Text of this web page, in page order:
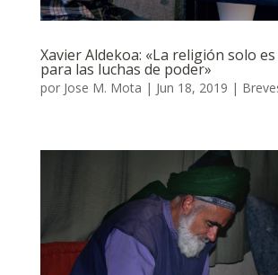
Xavier Aldekoa: «La religión solo
para las luchas de poder»
por Jose M. Mota | Jun 18, 2019 |